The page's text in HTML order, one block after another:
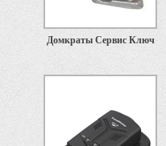
Домкраты Сервис Ключ